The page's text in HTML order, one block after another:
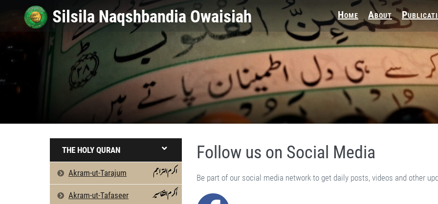
Home About
THE HOLY QURAN
Akram-ut-Tarajum اکرم التراجم
Akram-ut-Tafaseer اَکرم التّفاسیر
Follow us on Social Media
Be part of our social media network to get daily posts, videos and other